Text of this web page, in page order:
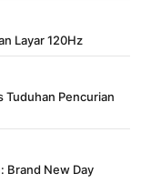
Layar 120Hz
Tuduhan Pencurian
Brand New Day